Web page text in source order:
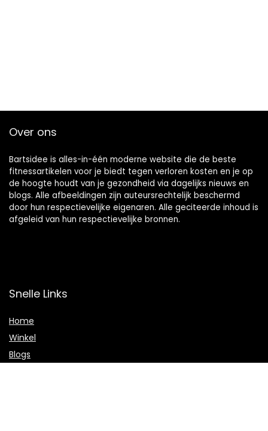
Over ons
Bartsidee is alles-in-één moderne website die de beste
fitnessartikelen voor je biedt tegen verloren kosten en je op
de hoogte houdt van je gezondheid via dagelijks nieuws en
blogs. Alle afbeeldingen zijn auteursrechtelijk beschermd
door hun respectievelijke eigenaren. Alle geciteerde inhoud is
afgeleid van hun respectievelijke bronnen.
Snelle Links
Home
Winkel
Blogs